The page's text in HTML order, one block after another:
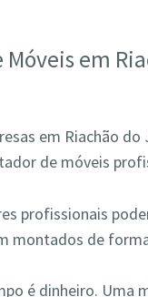
em
em Riachão do
de móveis
profissionais
montados de
é dinheiro. Uma